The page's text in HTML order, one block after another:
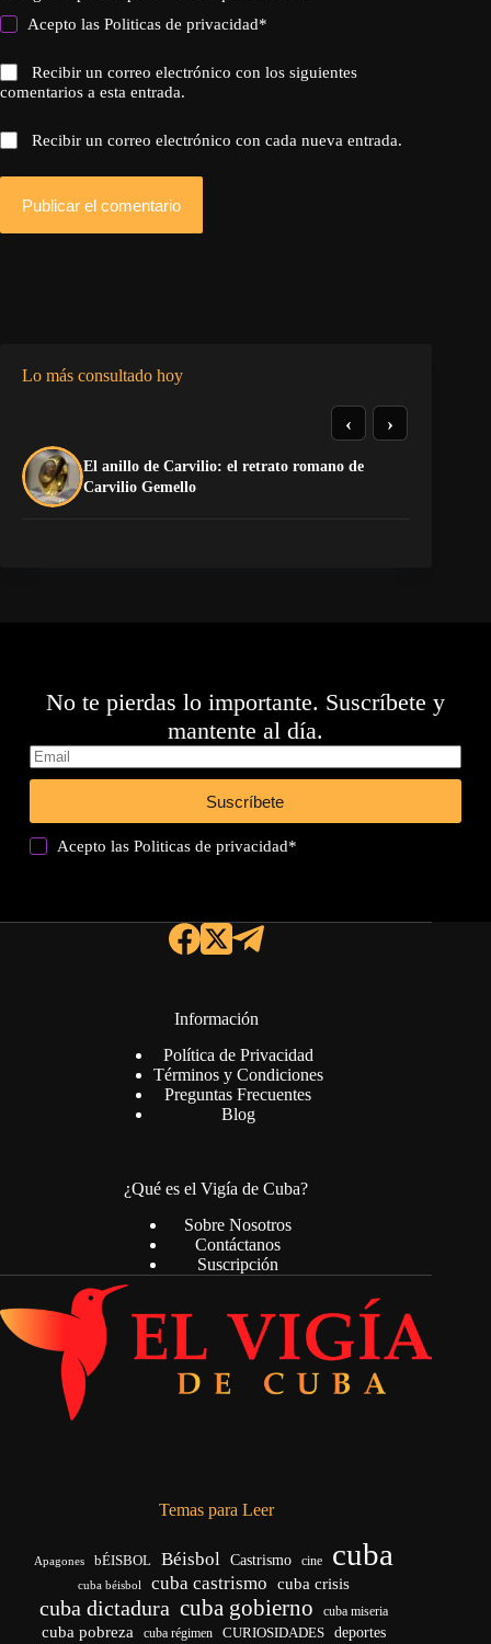
Acepto lasPoliticas de privacidad*
Recibir un correo electrónico con los siguientes
comentarios a esta entrada.
Recibir un correo electrónico con cada nueva entrada.
Publicar el comentario
Lo más consultado hoy
El anillo de Carvilio: el retrato romano de
Carvilio Gemello
‹ ›
No te pierdas lo importante. Suscríbete y
mantente al día.
Suscríbete
Acepto lasPoliticas de privacidad*
Información
Política de Privacidad
Términos y Condiciones
Preguntas Frecuentes
Blog
¿Qué es el Vigía de Cuba?
Sobre Nosotros
Contáctanos
Suscripción
Temas para Leer
Apagones bÉISBOL Béisbol Castrismo cine cuba
cuba béisbol cuba castrismo cuba crisis
cuba dictadura cuba gobierno cuba miseria
cuba pobreza cuba régimen CURIOSIDADES deportes